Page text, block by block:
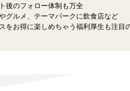
後のフォロー体制も万全
グルメ、テーマパークに飲食店など
をお得に楽しめちゃう福利厚生も注目